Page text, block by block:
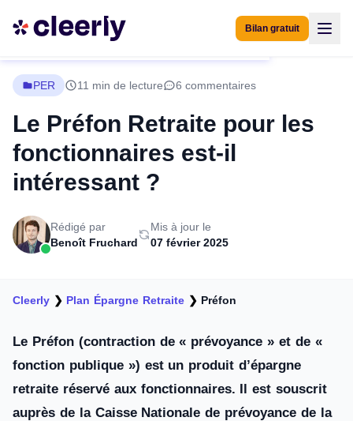
Bilan gratuit
PER 11 min de lecture 6 commentaires
Le Préfon Retraite pour les
fonctionnaires est-il
intéressant ?
Rédigé par
Benoît Fruchard
Mis à jour le
07 février 2025
Cleerly ❯ Plan Épargne Retraite❯ Préfon
Le Préfon (contraction de « prévoyance » et de «
fonction publique ») est un produit d’épargne
retraite réservé aux fonctionnaires. Il est souscrit
auprès de la Caisse Nationale de prévoyance de la